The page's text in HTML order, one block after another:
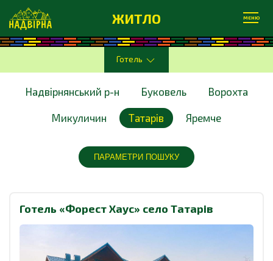
ЖИТЛО МЕНЮ
Готель
Надвірнянський р-н Буковель Ворохта
Микуличин Татарів Яремче
ПАРАМЕТРИ ПОШУКУ
Готель «Форест Хаус» село Татарів